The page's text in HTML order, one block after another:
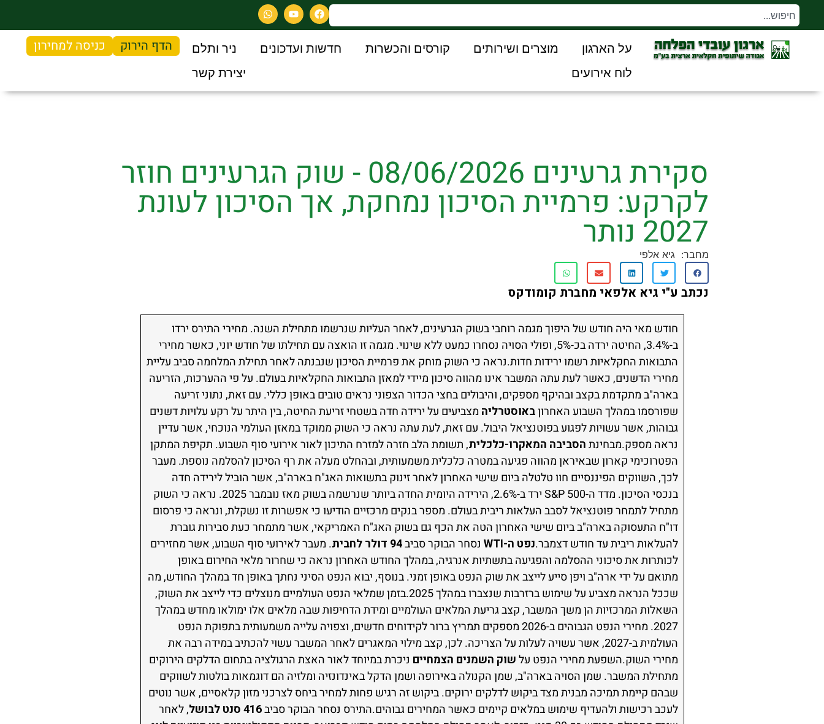
על הארגון מוצרים ושירותים קורסים והכשרות חדשות ועדכונים
ניר ותלם
לוח אירועים
יצירת קשר
הדף הירוק כניסה למחירון
סקירת גרעינים 08/06/2026 - שוק הגרעינים חוזר
לקרקע: פרמיית הסיכון נמחקת, אך הסיכון לעונת
2027 נותר
מחבר: גיא אלפי
נכתב ע"י גיא אלפאי מחברת קומודקס
חודש מאי היה חודש של היפוך מגמה רוחבי בשוק הגרעינים, לאחר העליות שנרשמו מתחילת השנה. מחירי התירס ירדו
ב-3.4%, החיטה ירדה בכ-5%, ופולי הסויה נסחרו כמעט ללא שינוי. מגמה זו הואצה עם תחילתו של חודש יוני, כאשר מחירי
התבואות החקלאיות רשמו ירידות חדות.נראה כי השוק מוחק את פרמיית הסיכון שנבנתה לאחר תחילת המלחמה סביב עליית
מחירי הדשנים, כאשר לעת עתה המשבר אינו מהווה סיכון מיידי למאזן התבואות החקלאיות בעולם. על פי ההערכות, הזריעה
בארה"ב מתקדמת בקצב ובהיקף מספקים, והיבולים בחצי הכדור הצפוני נראים טובים באופן כללי. עם זאת, נתוני זריעה
שפורסמו במהלך השבוע האחרוןבאוסטרליה מצביעים על ירידה חדה בשטחי זריעת החיטה, בין היתר על רקע עלויות דשנים
גבוהות, אשר עשויות לפגוע בפוטנציאל היבול. עם זאת, לעת עתה נראה כי השוק ממוקד במאזן העולמי הנוכחי, אשר עדיין
נראה מספק.מבחינתהסביבה המאקרו-כלכלית, תשומת הלב חזרה למזרח התיכון לאור אירועי סוף השבוע. תקיפת המתקן
הפטרוכימי קארון שבאיראן מהווה פגיעה במטרה כלכלית משמעותית, ובהחלט מעלה את רף הסיכון להסלמה נוספת. מעבר
לכך, השווקים הפיננסיים חוו טלטלה ביום שישי האחרון לאחר זינוק בתשואות האג"ח בארה"ב, אשר הוביל לירידה חדה
בנכסי הסיכון. מדד ה-S&P 500 ירד ב-2.6%, הירידה היומית החדה ביותר שנרשמה בשוק מאז נובמבר 2025. נראה כי השוק
מתחיל לתמחר פוטנציאל לסבב העלאות ריבית בעולם. מספר בנקים מרכזיים הודיעו כי אפשרות זו נשקלת, ונראה כי פרסום
דו"ח התעסוקה בארה"ב ביום שישי האחרון הטה את הכף גם בשוק האג"ח האמריקאי, אשר מתמחר כעת סבירות גוברת
להעלאות ריבית עד חודש דצמבר.נפט ה-WTI נסחר הבוקר סביב94 דולר לחבית
. מעבר לאירועי סוף השבוע, אשר מחזירים
לכותרות את סיכוני ההסלמה והפגיעה בתשתיות אנרגיה, במהלך החודש האחרון נראה כי שחרור מלאי החירום באופן
מתואם על ידי ארה"ב ויפן סייע לייצב את שוק הנפט באופן זמני. בנוסף, יבוא הנפט הסיני נחתך באופן חד במהלך החודש, מה
שככל הנראה מצביע על שימוש ברזרבות שנצברו במהלך 2025.בזמן שמלאי הנפט העולמיים מנוצלים כדי לייצב את השוק,
השאלות המרכזיות הן משך המשבר, קצב גריעת המלאים העולמיים ומידת הדחיפות שבה מלאים אלו ימולאו מחדש במהלך
2027. מחירי הנפט הגבוהים ב-2026 מספקים תמריץ ברור לקידוחים חדשים, וצפויה עלייה משמעותית בתפוקת הנפט
העולמית ב-2027, אשר עשויה לעלות על הצריכה. לכן, קצב מילוי המאגרים לאחר המשבר עשוי להכתיב במידה רבה את
מחירי השוק.השפעת מחירי הנפט עלשוק השמנים הצמחיים ניכרת במיוחד לאור האצת הרגולציה בתחום הדלקים הירוקים
מתחילת המשבר. שמן הסויה בארה"ב, שמן הקנולה באירופה ושמן הדקל באינדונזיה ומלזיה הם דוגמאות בולטות לשווקים
שבהם קיימת תמיכה מבנית מצד ביקוש לדלקים ירוקים. ביקוש זה רגיש פחות למחיר ביחס לצרכני מזון קלאסיים, אשר נוטים
לעכב רכישות ולהעדיף שימוש במלאים קיימים כאשר המחירים גבוהים.התירס נסחר הבוקר סביב416 סנט לבושל
, לאחר